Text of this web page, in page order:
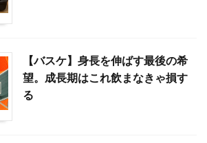
【バスケ】身長を伸ばす最後の希
望。成長期はこれ飲まなきゃ損す
る